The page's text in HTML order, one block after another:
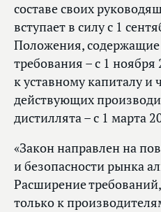
составе своих
вступает в силу с 1
Положения, содержащие
требования – с 1 ноября
к уставному капиталу и
действующих
дистиллята – с 1 марта
«Закон направлен на
и безопасности рынка
Расширение
только к